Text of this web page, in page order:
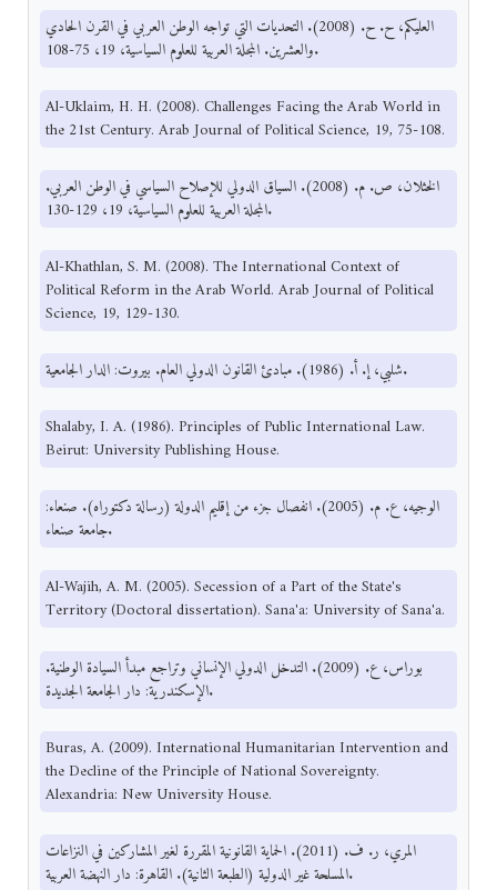
العليكم، ح. ح. (2008). التحديات التي تواجه الوطن العربي في القرن الحادي
والعشرين. المجلة العربية للعلوم السياسية، 19، 75-108.
Al-Uklaim, H. H. (2008). Challenges Facing the Arab World in
the 21st Century. Arab Journal of Political Science, 19, 75-108.
الخثلان، ص. م. (2008). السياق الدولي للإصلاح السياسي في الوطن العربي.
المجلة العربية للعلوم السياسية، 19، 129-130.
Al-Khathlan, S. M. (2008). The International Context of
Political Reform in the Arab World. Arab Journal of Political
Science, 19, 129-130.
شلبي، إ. أ. (1986). مبادئ القانون الدولي العام. بيروت: الدار الجامعية.
Shalaby, I. A. (1986). Principles of Public International Law.
Beirut: University Publishing House.
الوجيه، ع. م. (2005). انفصال جزء من إقليم الدولة (رسالة دكتوراه). صنعاء:
جامعة صنعاء.
Al-Wajih, A. M. (2005). Secession of a Part of the State's
Territory (Doctoral dissertation). Sana'a: University of Sana'a.
بوراس، ع. (2009). التدخل الدولي الإنساني وتراجع مبدأ السيادة الوطنية.
الإسكندرية: دار الجامعة الجديدة.
Buras, A. (2009). International Humanitarian Intervention and
the Decline of the Principle of National Sovereignty.
Alexandria: New University House.
المري، ر. ف. (2011). الحماية القانونية المقررة لغير المشاركين في النزاعات
المسلحة غير الدولية (الطبعة الثانية). القاهرة: دار النهضة العربية.